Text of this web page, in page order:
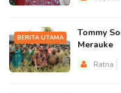
BERITA UTAMA
Tommy
Merauke
Ratna